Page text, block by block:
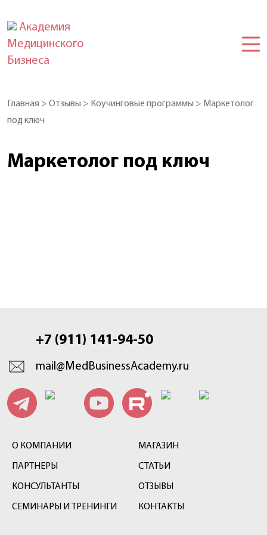
Академия
Медицинского
Бизнеса
Главная > Отзывы > Коучинговые программы > Маркетолог
под ключ
Маркетолог под ключ
+7 (911) 141-94-50
mail@MedBusinessAcademy.ru
О КОМПАНИИ
ПАРТНЕРЫ
КОНСУЛЬТАНТЫ
СЕМИНАРЫ И ТРЕНИНГИ
МАГАЗИН
СТАТЬИ
ОТЗЫВЫ
КОНТАКТЫ